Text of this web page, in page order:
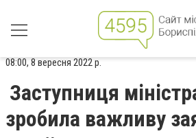
08:00, 8 вересня 2022 р.
Заступниця
зробила важливу